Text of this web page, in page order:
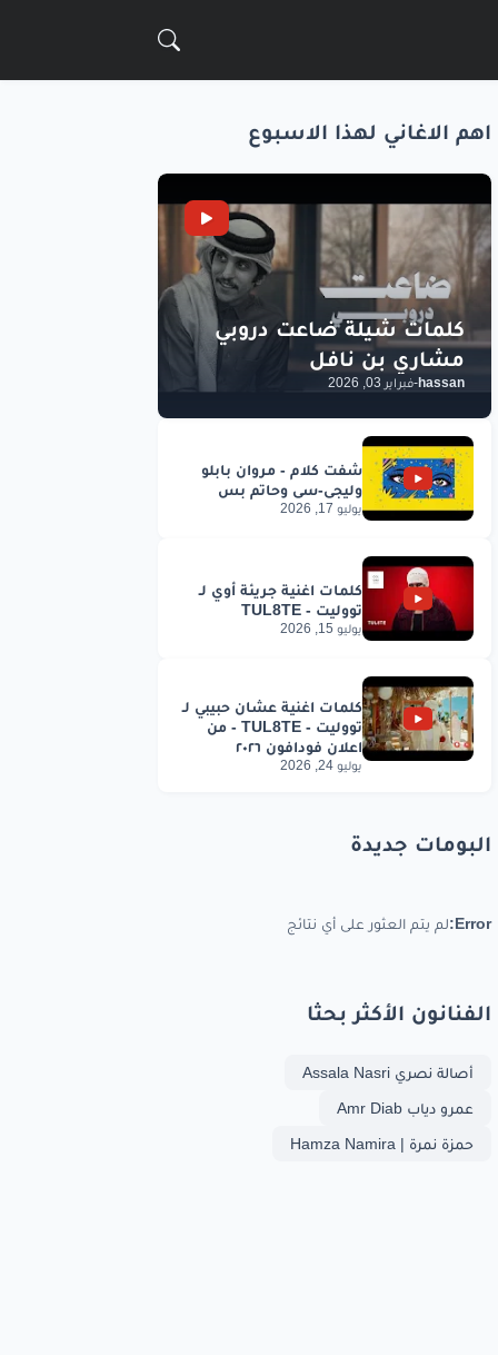
اهم الاغاني لهذا الاسبوع
hassan
-فبراير 03, 2026
يوليو 17, 2026
يوليو 15, 2026
يوليو 24, 2026
البومات جديدة
Error: لم يتم العثور على أي نتائج
الفنانون الأكثر بحثا
أصالة نصري Assala Nasri
عمرو دياب Amr Diab
حمزة نمرة | Hamza Namira